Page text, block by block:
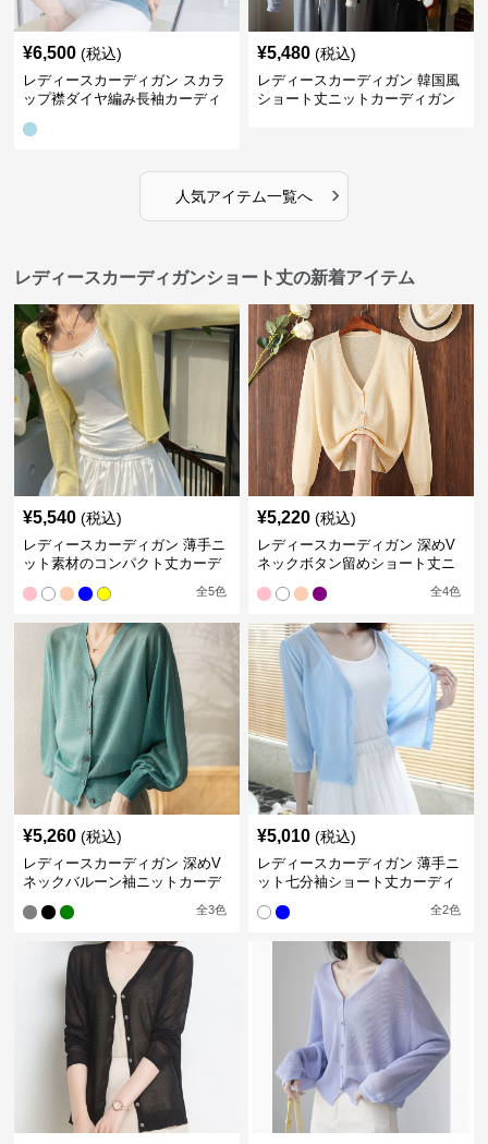
¥6,500 (税込)
レディースカーディガン スカラ
ップ襟ダイヤ編み長袖カーディ
¥5,480 (税込)
レディースカーディガン 韓国風
ショート丈ニットカーディガン
人気アイテム一覧へ ›
レディースカーディガンショート丈の新着アイテム
¥5,540 (税込)
レディースカーディガン 薄手ニ
ット素材のコンパクト丈カーデ
全5色
¥5,220 (税込)
レディースカーディガン 深めV
ネックボタン留めショート丈ニ
全4色
¥5,260 (税込)
レディースカーディガン 深めV
ネックバルーン袖ニットカーデ
全3色
¥5,010 (税込)
レディースカーディガン 薄手ニ
ット七分袖ショート丈カーディ
全2色